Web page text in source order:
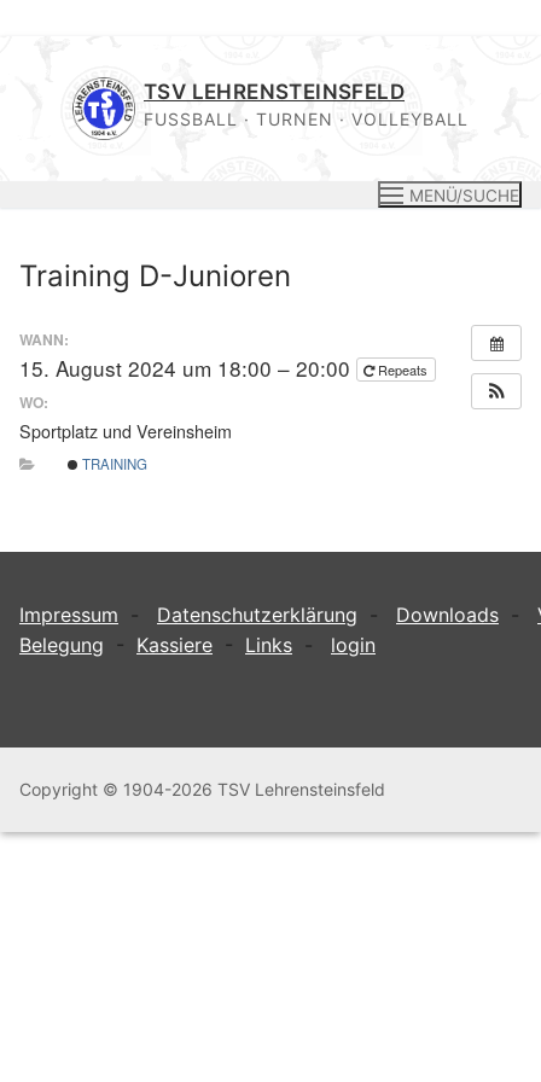
springen
TSV LEHRENSTEINSFELD
FUSSBALL · TURNEN · VOLLEYBALL
MENÜ/SUCHE
Training D-Junioren
WANN:
15. August 2024 um 18:00 – 20:00 Repeats
WO:
Sportplatz und Vereinsheim
TRAINING
Impressum - Datenschutzerklärung - Downloads -
Belegung - Kassiere - Links - login
Copyright © 1904-2026 TSV Lehrensteinsfeld